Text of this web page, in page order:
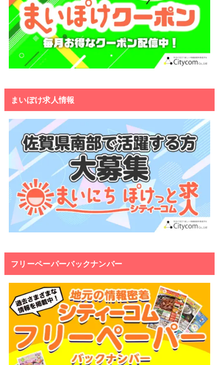
まいぽけ求人情報
フリーペーパーバックナンバー